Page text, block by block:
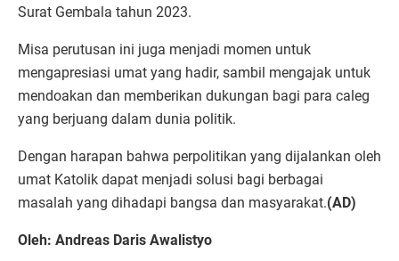
Surat Gembala tahun 2023.
Misa perutusan ini juga menjadi momen untuk
mengapresiasi umat yang hadir, sambil mengajak untuk
mendoakan dan memberikan dukungan bagi para caleg
yang berjuang dalam dunia politik.
Dengan harapan bahwa perpolitikan yang dijalankan oleh
umat Katolik dapat menjadi solusi bagi berbagai
masalah yang dihadapi bangsa dan masyarakat.(AD)
Oleh: Andreas Daris Awalistyo